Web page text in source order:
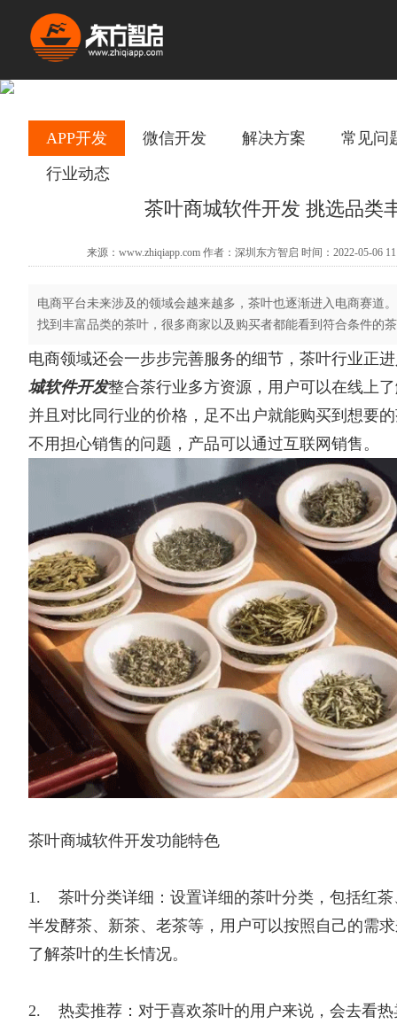
APP开发 微信开发 解决方案
常见问
行业动态
茶叶商城软件开发 挑选品类
来源：www.zhiqiapp.com 作者：深圳东方智启 时间：2022-05-06
电商平台未来涉及的领域会越来越多，茶叶也逐渐进入电商赛道
找到丰富品类的茶叶，很多商家以及购买者都能看到符合条件的
电商领域还会一步步完善服务的细节，茶叶行业正
城软件开发整合茶行业多方资源，用户可以在线上
并且对比同行业的价格，足不出户就能购买到想要
不用担心销售的问题，产品可以通过互联网销售。
茶叶商城软件开发功能特色
1. 茶叶分类详细：设置详细的茶叶分类，包括红茶
半发酵茶、新茶、老茶等，用户可以按照自己的需
了解茶叶的生长情况。
2. 热卖推荐：对于喜欢茶叶的用户来说，会去看热